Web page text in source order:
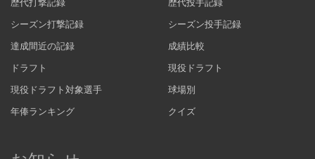
シーズン打撃記録
シーズン投手記録
達成間近の記録
成績比較
ドラフト
現役ドラフト
現役ドラフト対象選手
球場別
年俸ランキング
クイズ